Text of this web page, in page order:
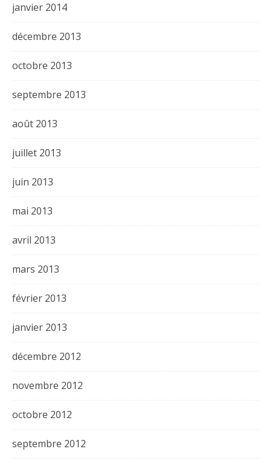
janvier 2014
décembre 2013
octobre 2013
septembre 2013
août 2013
juillet 2013
juin 2013
mai 2013
avril 2013
mars 2013
février 2013
janvier 2013
décembre 2012
novembre 2012
octobre 2012
septembre 2012